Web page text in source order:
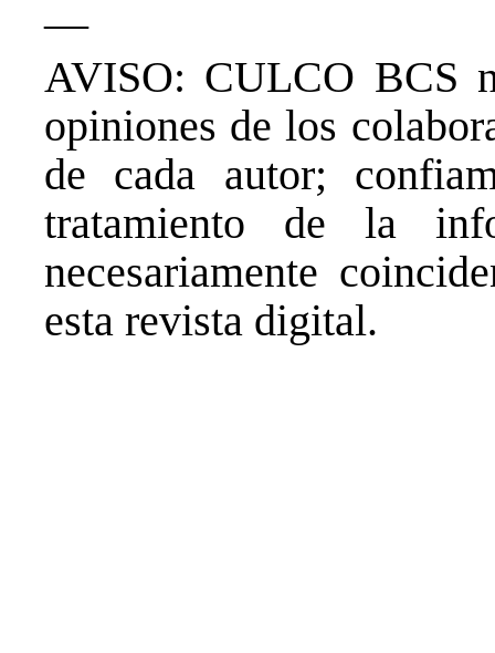
AVISO: CULCO BCS
opiniones de los
de cada autor;
tratamiento de la
necesariamente
esta revista digital.